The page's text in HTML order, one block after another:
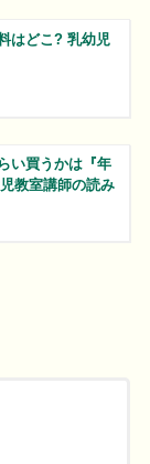
はどこ? 乳幼児
い買うかは『年
教室講師の読み